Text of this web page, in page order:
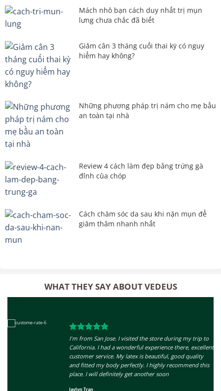
Mách nhỏ bạn cách duy nhất trị mụn
lưng chưa chắc đã biết
Giảm cân 3 tháng cuối thai kỳ có nguy
hiểm hay không?
Những phương pháp trị nám cho mẹ bầu
an toàn tại nhà
Review 4 cách làm đẹp bằng trứng gà
đỉnh của chóp
Cách chăm sóc da sau khi nặn mụn để
giảm thâm nhanh nhất
WHAT THEY SAY ABOUT VEDEUS
I'm from San Jose. I visited the store during my trip to
California. I had a wonderful experience there, excellent
customer service. My latex is beautiful, good quality
and fitted my body perfectly. I highly recommend this
place. I will definitely get another soon
Jaylyn Tran